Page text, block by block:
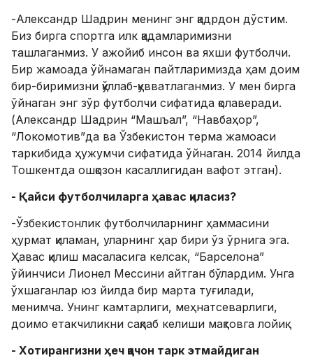
-Александр Шадрин менинг энг қадрдон дўстим.
Биз бирга спортга илк қадамларимизни
ташлаганмиз. У ажойиб инсон ва яхши футболчи.
Бир жамоада ўйнамаган пайтларимизда ҳам доим
бир-биримизни қўллаб-қувватлаганмиз. У мен бирга
ўйнаган энг зўр футболчи сифатида қолаверади.
(Александр Шадрин “Машъал”, “Навбаҳор”,
“Локомотив”да ва Ўзбекистон терма жамоаси
таркибида ҳужумчи сифатида ўйнаган. 2014 йилда
Тошкентда ошқозон касаллигидан вафот этган).
- Қайси футболчиларга ҳавас қиласиз?
-Ўзбекистонлик футболчиларнинг ҳаммасини
ҳурмат қиламан, уларнинг ҳар бири ўз ўрнига эга.
Ҳавас қилиш масаласига келсак, “Барселона”
ўйинчиси Лионел Мессини айтган бўлардим. Унга
ўхшаганлар юз йилда бир марта туғилади,
менимча. Унинг камтарлиги, меҳнатсеварлиги,
доимо етакчиликни сақлаб келиши мақтовга лойиқ.
- Хотирангизни ҳеч қачон тарк этмайдиган